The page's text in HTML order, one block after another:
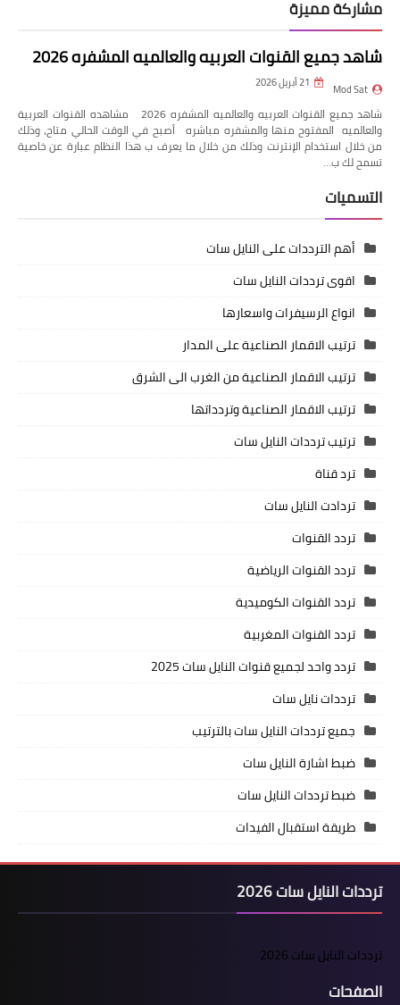
مشاركة مميزة
شاهد جميع القنوات العربيه والعالميه المشفره 2026
Mod Sat 21 أبريل 2026
شاهد جميع القنوات العربيه والعالميه المشفره 2026 مشاهده القنوات العربية
والعالميه المفتوح منها والمشفره مباشره أصبح في الوقت الحالي متاح، وذلك
من خلال استخدام الإنترنت وذلك من خلال ما يعرف ب هذا النظام عبارة عن خاصية
تسمح لك ب…
التسميات
أهم الترددات على النايل سات
اقوى ترددات النايل سات
انواع الرسيفرات واسعارها
ترتيب الاقمار الصناعية على المدار
ترتيب الاقمار الصناعية من الغرب الى الشرق
ترتيب الاقمار الصناعية وتردداتها
ترتيب ترددات النايل سات
ترد قناة
تردادت النايل سات
تردد القنوات
تردد القنوات الرياضية
تردد القنوات الكوميدية
تردد القنوات المغربية
تردد واحد لجميع قنوات النايل سات 2025
ترددات نايل سات
جميع ترددات النايل سات بالترتيب
ضبط اشارة النايل سات
ضبط ترددات النايل سات
طريقة استقبال الفيدات
ترددات النايل سات 2026
ترددات النايل سات 2026
الصفحات